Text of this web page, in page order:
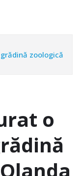
zoologică
o